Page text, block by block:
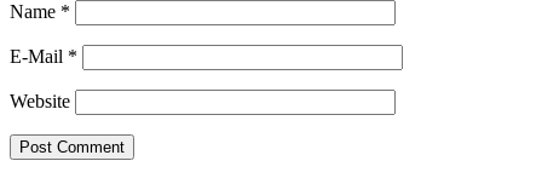
Name *
E-Mail *
Website